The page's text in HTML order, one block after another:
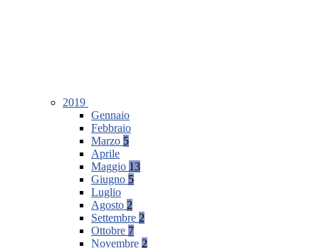
2019
Gennaio
Febbraio
Marzo 5
Aprile
Maggio 13
Giugno 5
Luglio
Agosto 2
Settembre 2
Ottobre 7
Novembre 2